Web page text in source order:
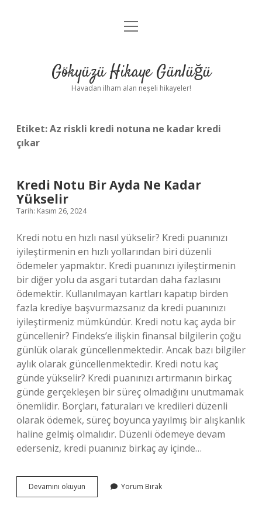
Anasayfa
Yasal Uyarı
menüyü
Gökyüzü Hikaye Günlüğü
Havadan ilham alan neşeli hikayeler!
Etiket:Az riskli kredi notuna ne kadar kredi
çıkar
Kredi Notu Bir Ayda Ne Kadar
Yükselir
Tarih: Kasım 26, 2024
Kredi notu en hızlı nasıl yükselir? Kredi puanınızı
iyileştirmenin en hızlı yollarından biri düzenli
ödemeler yapmaktır. Kredi puanınızı iyileştirmenin
bir diğer yolu da asgari tutardan daha fazlasını
ödemektir. Kullanılmayan kartları kapatıp birden
fazla krediye başvurmazsanız da kredi puanınızı
iyileştirmeniz mümkündür. Kredi notu kaç ayda bir
güncellenir? Findeks’e ilişkin finansal bilgilerin çoğu
günlük olarak güncellenmektedir. Ancak bazı bilgiler
aylık olarak güncellenmektedir. Kredi notu kaç
günde yükselir? Kredi puanınızı artırmanın birkaç
günde gerçekleşen bir süreç olmadığını unutmamak
önemlidir. Borçları, faturaları ve kredileri düzenli
olarak ödemek, süreç boyunca yayılmış bir alışkanlık
haline gelmiş olmalıdır. Düzenli ödemeye devam
ederseniz, kredi puanınız birkaç ay içinde…
Devamını okuyun
Notu
Yorum Bırak